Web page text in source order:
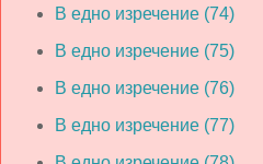
В едно изречение (74)
В едно изречение (75)
В едно изречение (76)
В едно изречение (77)